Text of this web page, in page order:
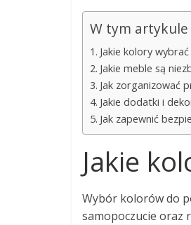
W tym artykule
Jakie kolory
Jakie meble są
Jak zorganizować
Jakie dodatki i
Jak zapewnić
Jakie
Wybór kolorów do
samopoczucie oraz